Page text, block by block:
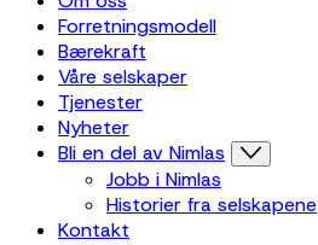
Forretningsmodell
Bærekraft
Våre selskaper
Tjenester
Nyheter
Bli en del av Nimlas
Jobb i Nimlas
Historier fra selskapene
Kontakt